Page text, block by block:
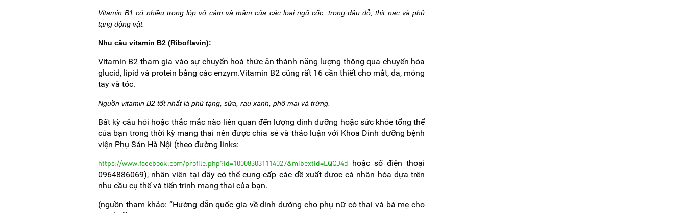
Vitamin B1 có nhiều trong lớp vỏ cám và mầm của các loại ngũ cốc, trong đậu đỗ, thịt nạc và phủ
tạng động vật.
Nhu cầu vitamin B2 (Riboflavin):
Vitamin B2 tham gia vào sự chuyển hoá thức ăn thành năng lượng thông qua chuyển hóa
glucid, lipid và protein bằng các enzym.Vitamin B2 cũng rất 16 cần thiết cho mắt, da, móng
tay và tóc.
Nguồn vitamin B2 tốt nhất là phủ tạng, sữa, rau xanh, phô mai và trứng.
Bất kỳ câu hỏi hoặc thắc mắc nào liên quan đến lượng dinh dưỡng hoặc sức khỏe tổng thể
của bạn trong thời kỳ mang thai nên được chia sẻ và thảo luận với Khoa Dinh dưỡng bệnh
viện Phụ Sản Hà Nội (theo đường links:
https://www.facebook.com/profile.php?id=100083031114027&mibextid=LQQJ4d hoặc số điện thoại
0964886069), nhân viên tại đây có thể cung cấp các đề xuất được cá nhân hóa dựa trên
nhu cầu cụ thể và tiến trình mang thai của bạn.
(nguồn tham khảo: “Hướng dẫn quốc gia về dinh dưỡng cho phụ nữ có thai và bà mẹ cho